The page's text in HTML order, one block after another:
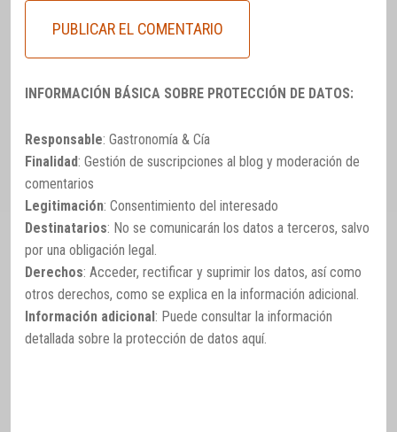
INFORMACIÓN BÁSICA SOBRE PROTECCIÓN DE DATOS:
Responsable: Gastronomía & Cía
Finalidad: Gestión de suscripciones al blog y moderación de
comentarios
Legitimación: Consentimiento del interesado
Destinatarios: No se comunicarán los datos a terceros, salvo
por una obligación legal.
Derechos: Acceder, rectificar y suprimir los datos, así como
otros derechos, como se explica en la información adicional.
Información adicional : Puede consultar la información
detallada sobre la protección de datos aquí.